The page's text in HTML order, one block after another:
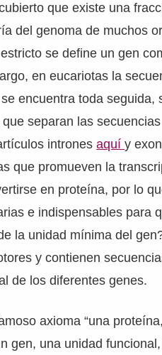
que existe una
del genoma de muchos
se define un gen
en eucariotas la
encuentra toda seguida,
separan las
intronesaquíy
que promueven la
en proteína, por lo
e indispensables para
la unidad mínima del
y contienen
de los diferentes genes.
axioma “una
gen, una unidad